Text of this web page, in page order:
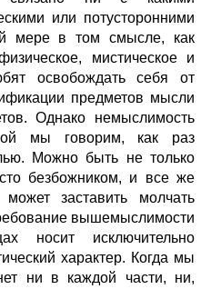
или потусторонними
мере в том смысле, как
мистическое и
освобождать себя от
предметов мысли
Однако немыслимость
мы говорим, как раз
Можно быть не только
безбожником, и все же
заставить молчать
вышемыслимости
носит исключительно
характер. Когда мы
ни в каждой части, ни,